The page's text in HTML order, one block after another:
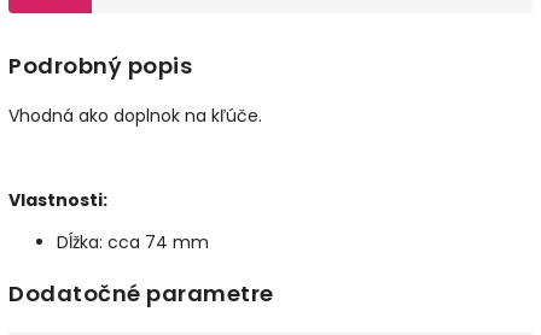
Podrobný popis
Vhodná ako doplnok na kľúče.
Vlastnosti:
Dĺžka: cca 74 mm
Dodatočné parametre